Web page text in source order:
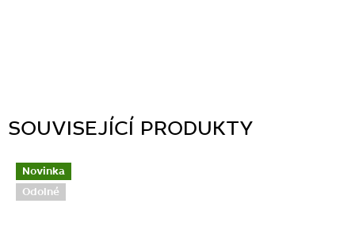
SOUVISEJÍCÍ PRODUKTY
Novinka
Odolné